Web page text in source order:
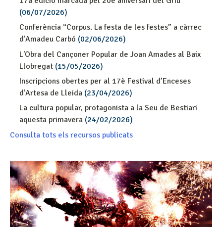
(06/07/2026)
Conferència “Corpus. La festa de les festes” a càrrec
d'Amadeu Carbó (02/06/2026)
L'Obra del Cançoner Popular de Joan Amades al Baix
Llobregat (15/05/2026)
Inscripcions obertes per al 17è Festival d’Enceses
d’Artesa de Lleida (23/04/2026)
La cultura popular, protagonista a la Seu de Bestiari
aquesta primavera (24/02/2026)
Consulta tots els recursos publicats